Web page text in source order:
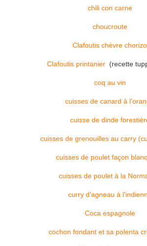
chili con carne
choucroute
Clafoutis chèvre chorizo
Clafoutis printanier(recette
coq au vin
cuisses de canard à
cuisse de dinde
cuisses de grenouilles au carry
cuisses de poulet façon
cuisses de poulet à la
curry d'agneau à
Coca espagnole
cochon fondant et sa polenta